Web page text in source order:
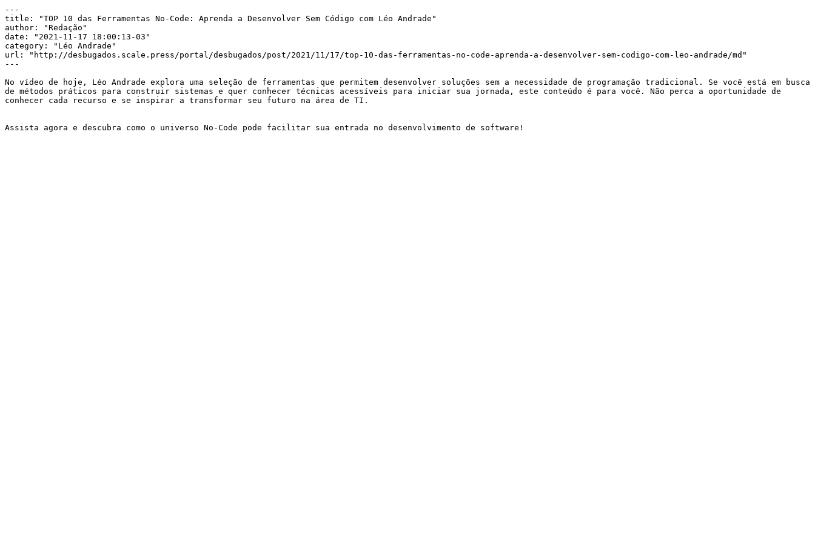
---
title: "TOP 10 das Ferramentas No-Code: Aprenda a Desenvolver Sem Código com Léo Andrade"
author: "Redação"
date: "2021-11-17 18:00:13-03"
category: "Léo Andrade"
url: "http://desbugados.scale.press/portal/desbugados/post/2021/11/17/top-10-das-ferramentas-no-code-aprenda-a-desenvolver-sem-codigo-com-leo-andrade/md"
---
No vídeo de hoje, Léo Andrade explora uma seleção de ferramentas que permitem desenvolver soluções sem a necessidade de programação tradicional. Se você está em busca
de métodos práticos para construir sistemas e quer conhecer técnicas acessíveis para iniciar sua jornada, este conteúdo é para você. Não perca a oportunidade de
conhecer cada recurso e se inspirar a transformar seu futuro na área de TI.
Assista agora e descubra como o universo No-Code pode facilitar sua entrada no desenvolvimento de software!